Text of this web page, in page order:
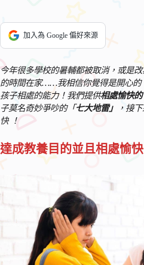
加入為 Google 偏好來源
今年很多學校的暑輔都被取消，或是
的時間在家……我相信你覺得是開心的
孩子相處的能力！我們提供相處愉快的
子莫名奇妙爭吵的「七大地雷」
，接
快 ！
達成教養目的並且相處愉